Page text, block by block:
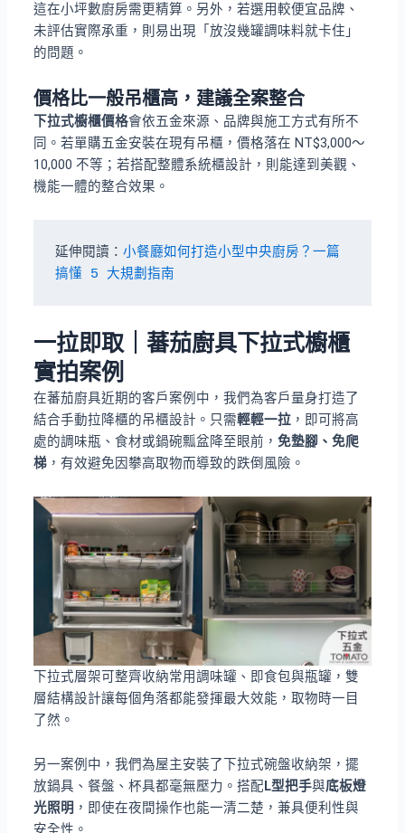
這在小坪數廚房需更精算。另外，若選用較便宜品牌、
未評估實際承重，則易出現「放沒幾罐調味料就卡住」
的問題。
價格比一般吊櫃高，建議全案整合
下拉式櫥櫃價格會依五金來源、品牌與施工方式有所不
同。若單購五金安裝在現有吊櫃，價格落在 NT$3,000～
10,000 不等；若搭配整體系統櫃設計，則能達到美觀、
機能一體的整合效果。
延伸閱讀： 小餐廳如何打造小型中央廚房？一篇
搞懂 5 大規劃指南
一拉即取｜蕃茄廚具下拉式櫥櫃
實拍案例
在蕃茄廚具近期的客戶案例中，我們為客戶量身打造了
結合手動拉降櫃的吊櫃設計。只需輕輕一拉 ，即可將高
處的調味瓶、食材或鍋碗瓢盆降至眼前，免墊腳、免爬
梯 ，有效避免因攀高取物而導致的跌倒風險。
下拉式層架可整齊收納常用調味罐、即食包與瓶罐，雙
層結構設計讓每個角落都能發揮最大效能，取物時一目
了然。
另一案例中，我們為屋主安裝了下拉式碗盤收納架，擺
放鍋具、餐盤、杯具都毫無壓力。搭配L型把手與底板燈
光照明 ，即使在夜間操作也能一清二楚，兼具便利性與
安全性。